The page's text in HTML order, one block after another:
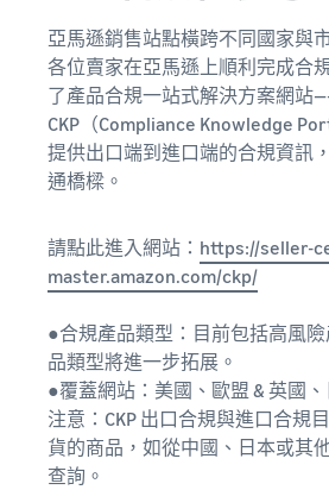
亞馬遜銷售站點橫跨不同國家與
各位賣家在亞馬遜上順利完成合
了產品合規一站式解決方案網站
CKP（Compliance Knowledge
提供出口端到進口端的合規資訊
通橋樑。
請點此進入網站： https://seller-
master.amazon.com/ckp/
●合規產品類型：目前包括高風
品類型將進一步拓展。
●覆蓋網站：美國、歐盟 & 英國
注意：CKP 出口合規與進口合規
貨的商品，如從中國、日本或其
查詢。